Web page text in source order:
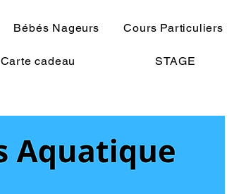
Bébés Nageurs Cours Particuliers
Carte cadeau STAGE